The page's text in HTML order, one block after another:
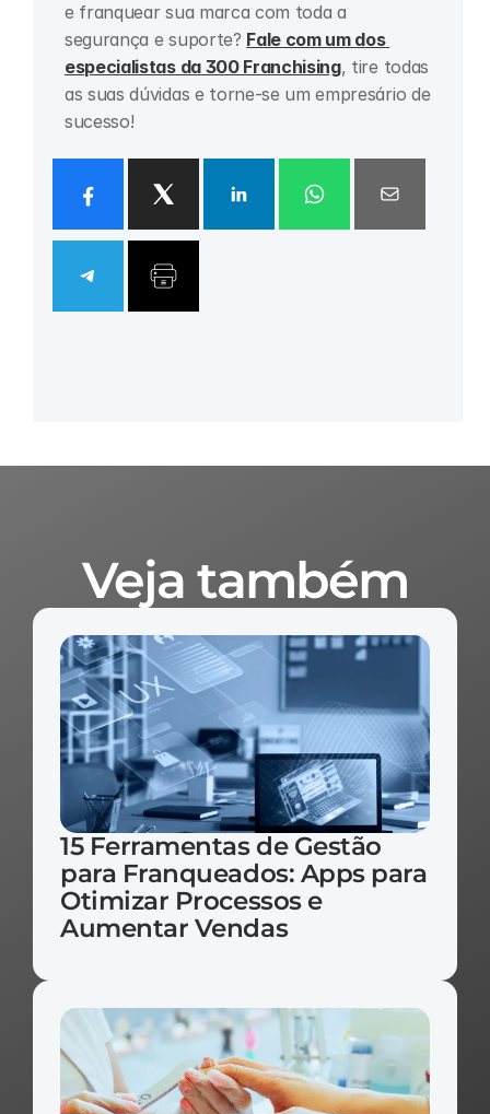
e franquear sua marca com toda a
segurança e suporte? Fale com um dos
especialistas da 300 Franchising, tire todas
as suas dúvidas e torne-se um empresário de
sucesso!
Veja também
15 Ferramentas de Gestão
para Franqueados: Apps para
Otimizar Processos e
Aumentar Vendas